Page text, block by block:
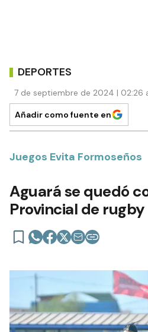
DEPORTES
7 de septiembre de 2024 | 02:26
Añadir como fuente en
Juegos Evita Formoseños
Aguará se quedó
Provincial de rugby